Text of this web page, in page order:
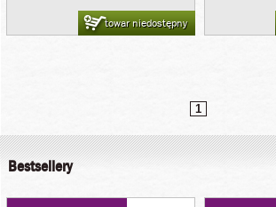
towar niedostępny
1
Bestsellery